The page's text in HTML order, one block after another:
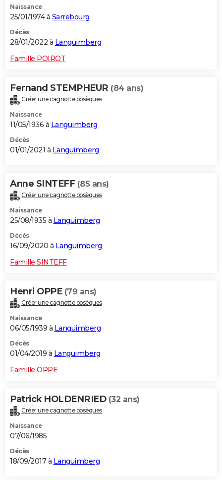
Naissance
25/01/1974 à Sarrebourg
Décès
28/01/2022 à Languimberg
Famille POIROT
Fernand STEMPHEUR (84 ans)
Créer une cagnotte obsèques
Naissance
11/05/1936 à Languimberg
Décès
01/01/2021 à Languimberg
Anne SINTEFF (85 ans)
Créer une cagnotte obsèques
Naissance
25/08/1935 à Languimberg
Décès
16/09/2020 à Languimberg
Famille SINTEFF
Henri OPPE (79 ans)
Créer une cagnotte obsèques
Naissance
06/05/1939 à Languimberg
Décès
01/04/2019 à Languimberg
Famille OPPE
Patrick HOLDENRIED (32 ans)
Créer une cagnotte obsèques
Naissance
07/06/1985
Décès
18/09/2017 à Languimberg